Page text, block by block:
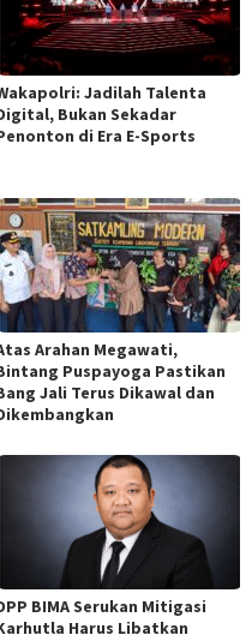
Jadilah Talenta
Bukan Sekadar
di Era E-Sports
Arahan Megawati,
Puspayoga Pastikan
Jali Terus Dikawal dan
BIMA Serukan Mitigasi
Harus Libatkan